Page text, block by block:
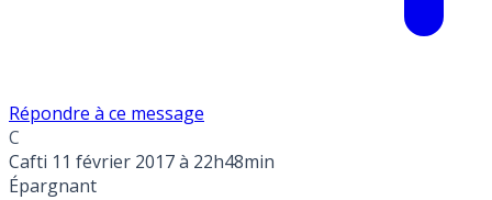
Répondre à ce message
C
Cafti 11 février 2017 à 22h48min
Épargnant